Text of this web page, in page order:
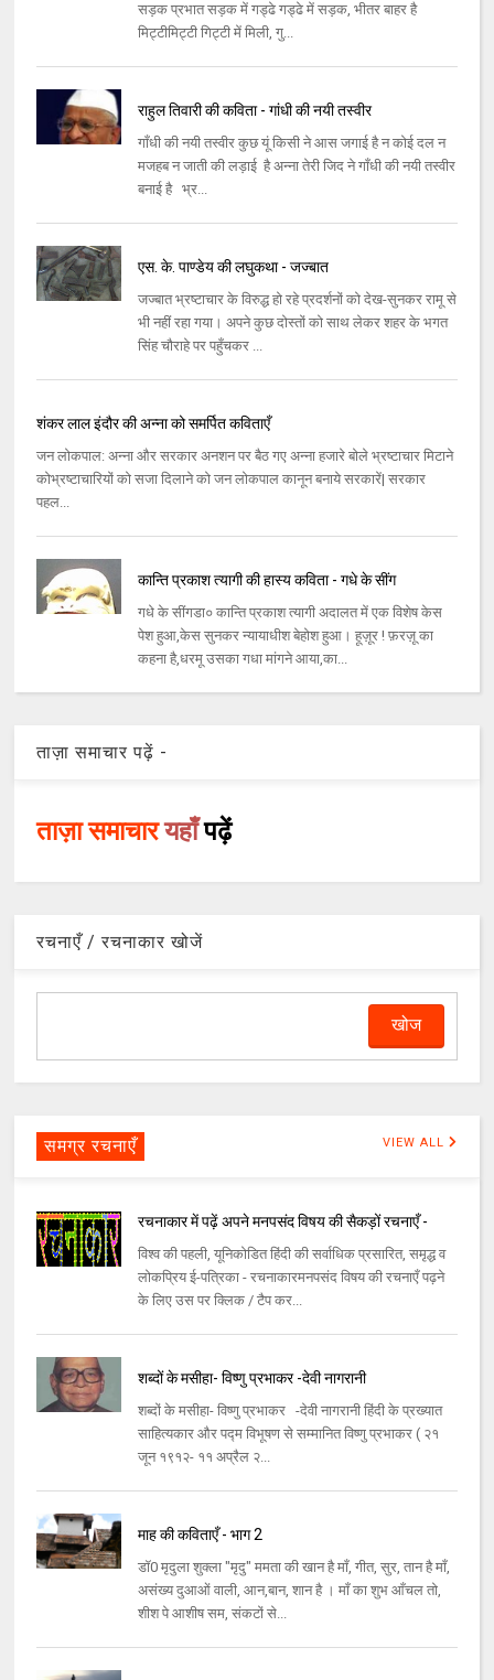
सड़क प्रभात सड़क में गड्ढे गड्ढे में सड़क, भीतर बाहर है
मिट्टीमिट्टी गिट्टी में मिली, गु...
राहुल तिवारी की कविता - गांधी की नयी तस्वीर
गाँधी की नयी तस्वीर कुछ यूं किसी ने आस जगाई है न कोई दल न
मजहब न जाती की लड़ाई है अन्ना तेरी जिद ने गाँधी की नयी तस्वीर
बनाई है भ्र...
एस. के. पाण्डेय की लघुकथा - जज्बात
जज्बात भ्रष्टाचार के विरुद्ध हो रहे प्रदर्शनों को देख-सुनकर रामू से
भी नहीं रहा गया। अपने कुछ दोस्तों को साथ लेकर शहर के भगत
सिंह चौराहे पर पहुँचकर ...
शंकर लाल इंदौर की अन्ना को समर्पित कविताएँ
जन लोकपाल: अन्ना और सरकार अनशन पर बैठ गए अन्ना हजारे बोले भ्रष्टाचार मिटाने
कोभ्रष्टाचारियों को सजा दिलाने को जन लोकपाल कानून बनाये सरकारें| सरकार
पहल...
कान्ति प्रकाश त्यागी की हास्य कविता - गधे के सींग
गधे के सींगडा० कान्ति प्रकाश त्यागी अदालत में एक विशेष केस
पेश हुआ,केस सुनकर न्यायाधीश बेहोश हुआ। हूज़ूर ! फ़रज़ू का
कहना है,धरमू उसका गधा मांगने आया,का...
ताज़ा समाचार पढ़ें -
ताज़ा समाचारयहाँपढ़ें
रचनाएँ / रचनाकार खोजें
समग्र रचनाएँ VIEW ALL
रचनाकार में पढ़ें अपने मनपसंद विषय की सैकड़ों रचनाएँ -
विश्व की पहली, यूनिकोडित हिंदी की सर्वाधिक प्रसारित, समृद्ध व
लोकप्रिय ई-पत्रिका - रचनाकारमनपसंद विषय की रचनाएँ पढ़ने
के लिए उस पर क्लिक / टैप कर...
शब्दों के मसीहा- विष्णु प्रभाकर -देवी नागरानी
शब्दों के मसीहा- विष्णु प्रभाकर -देवी नागरानी हिंदी के प्रख्यात
साहित्यकार और पद्म विभूषण से सम्मानित विष्णु प्रभाकर ( २१
जून १९१२- ११ अप्रैल २...
माह की कविताएँ - भाग 2
डॉ0 मृदुला शुक्ला "मृदु" ममता की खान है माँ, गीत, सुर, तान है माँ,
असंख्य दुआओं वाली, आन,बान, शान है । माँ का शुभ आँचल तो,
शीश पे आशीष सम, संकटों से...